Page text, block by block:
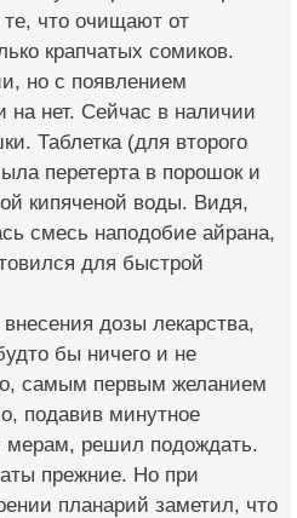
те, что очищают от
крапчатых сомиков.
но с появлением
нет. Сейчас в наличии
Таблетка (для второго
перетерта в порошок и
кипяченой воды. Видя,
смесь наподобие айрана,
для быстрой
дозы лекарства,
бы ничего и не
самым первым желанием
подавив минутное
мерам, решил подождать.
прежние. Но при
планарий заметил, что